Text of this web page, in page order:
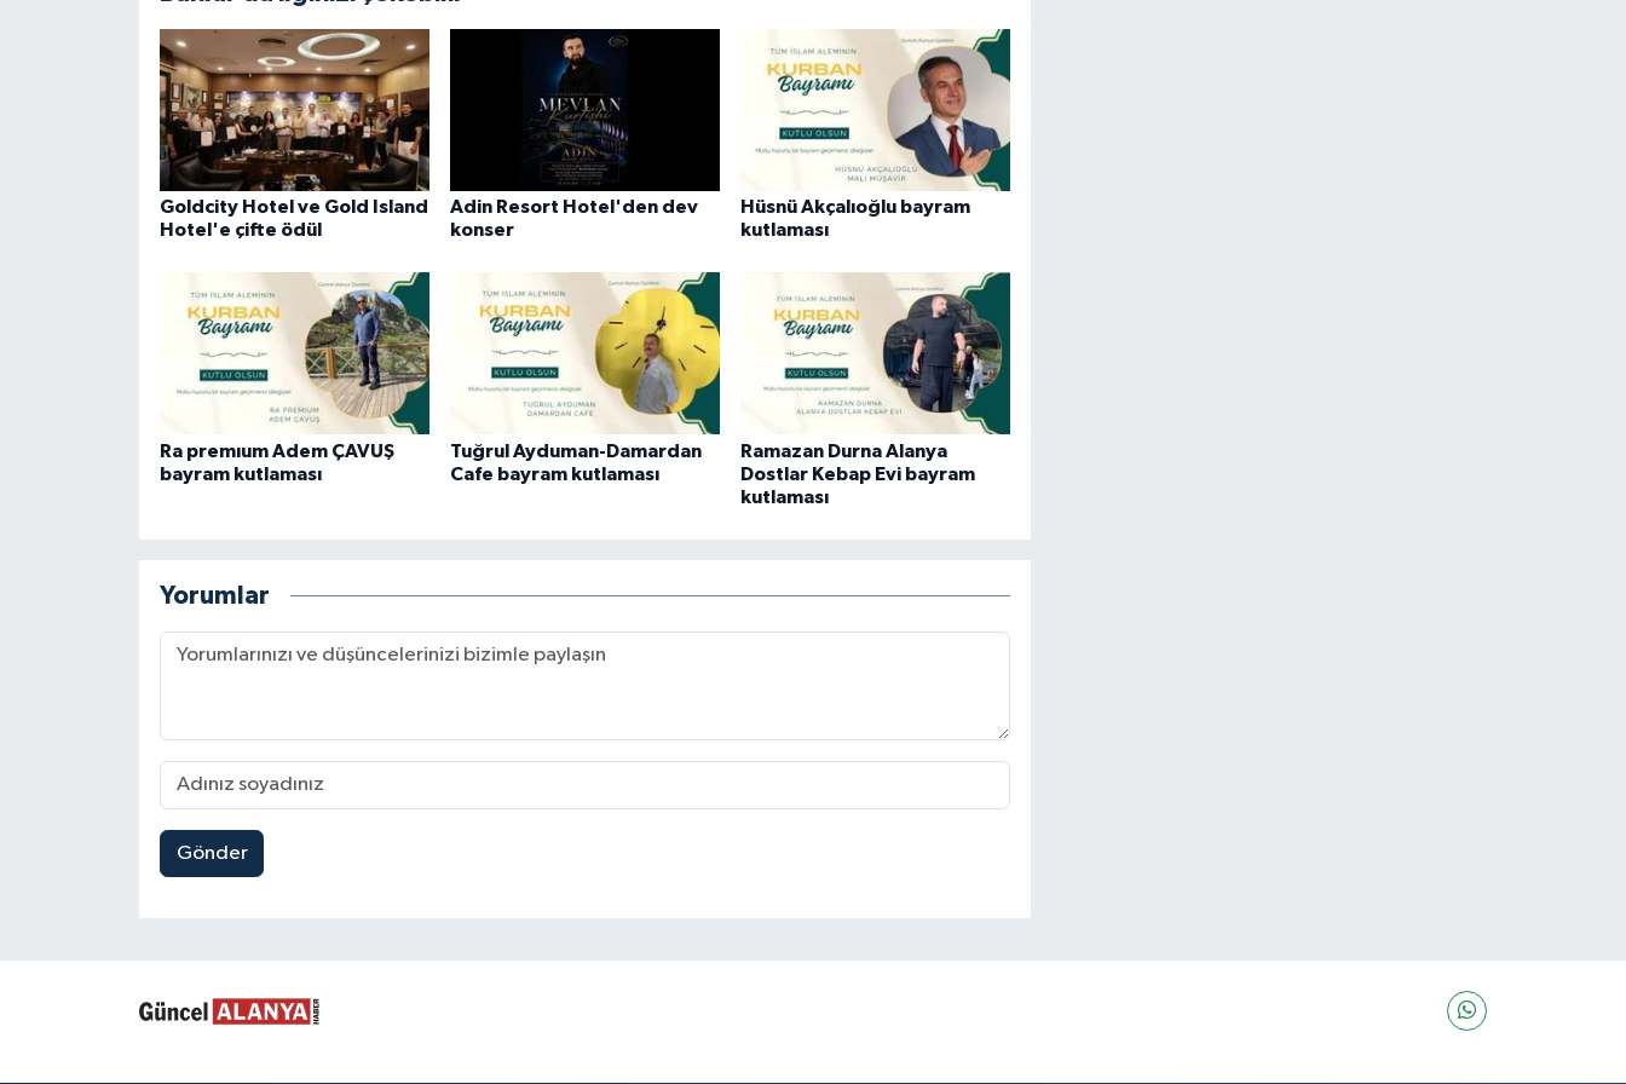
Goldcity Hotel ve Gold Island
Hotel'e çifte ödül
Adin Resort Hotel'den dev
konser
Hüsnü Akçalıoğlu bayram
kutlaması
Ra premıum Adem ÇAVUŞ
bayram kutlaması
Tuğrul Ayduman-Damardan
Cafe bayram kutlaması
Ramazan Durna Alanya
Dostlar Kebap Evi bayram
kutlaması
Yorumlar
Gönder